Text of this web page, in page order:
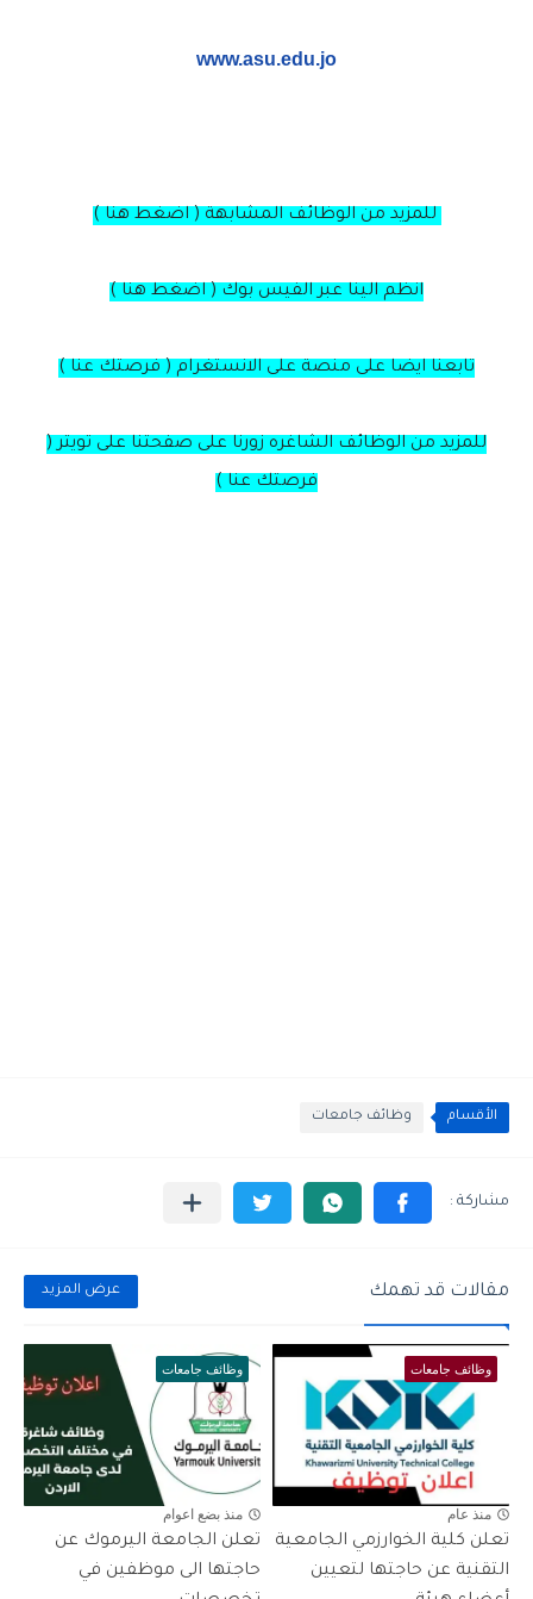
www.asu.edu.jo
للمزيد من الوظائف المشابهة ( اضغط هنا )
انظم الينا عبر الفيس بوك ( اضغط هنا )
تابعنا ايضا على منصة على الانستغرام ( فرصتك عنا )
للمزيد من الوظائف الشاغره زورنا على صفحتنا على تويتر (
فرصتك عنا )
الأقسام وظائف جامعات
مقالات قد تهمك عرض المزيد
وظائف جامعات
منذ عام
تعلن كلية الخوارزمي الجامعية
التقنية عن حاجتها لتعيين
وظائف جامعات
منذ بضع اعوام
تعلن الجامعة اليرموك عن
حاجتها الى موظفين في